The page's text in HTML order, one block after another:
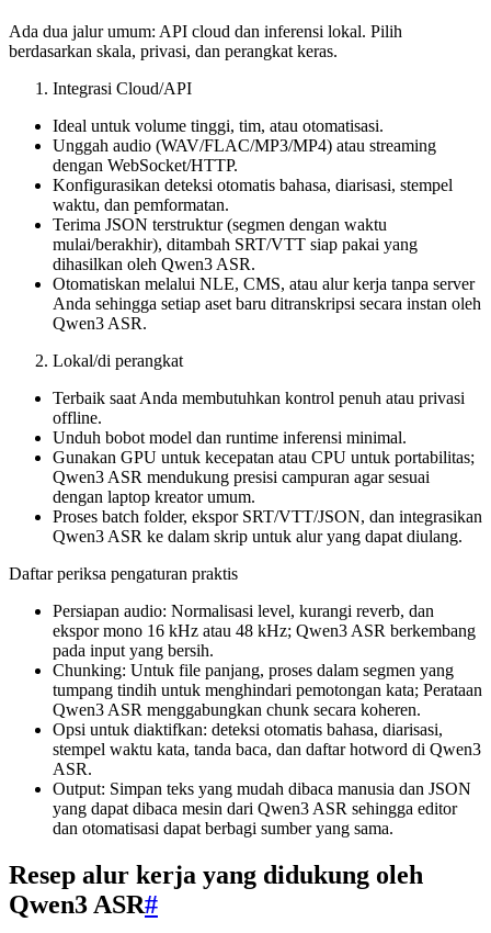
Ada dua jalur umum: API cloud dan inferensi lokal. Pilih
berdasarkan skala, privasi, dan perangkat keras.
Integrasi Cloud/API
Ideal untuk volume tinggi, tim, atau otomatisasi.
Unggah audio (WAV/FLAC/MP3/MP4) atau streaming
dengan WebSocket/HTTP.
Konfigurasikan deteksi otomatis bahasa, diarisasi, stempel
waktu, dan pemformatan.
Terima JSON terstruktur (segmen dengan waktu
mulai/berakhir), ditambah SRT/VTT siap pakai yang
dihasilkan oleh Qwen3 ASR.
Otomatiskan melalui NLE, CMS, atau alur kerja tanpa server
Anda sehingga setiap aset baru ditranskripsi secara instan oleh
Qwen3 ASR.
Lokal/di perangkat
Terbaik saat Anda membutuhkan kontrol penuh atau privasi
offline.
Unduh bobot model dan runtime inferensi minimal.
Gunakan GPU untuk kecepatan atau CPU untuk portabilitas;
Qwen3 ASR mendukung presisi campuran agar sesuai
dengan laptop kreator umum.
Proses batch folder, ekspor SRT/VTT/JSON, dan integrasikan
Qwen3 ASR ke dalam skrip untuk alur yang dapat diulang.
Daftar periksa pengaturan praktis
Persiapan audio: Normalisasi level, kurangi reverb, dan
ekspor mono 16 kHz atau 48 kHz; Qwen3 ASR berkembang
pada input yang bersih.
Chunking: Untuk file panjang, proses dalam segmen yang
tumpang tindih untuk menghindari pemotongan kata; Perataan
Qwen3 ASR menggabungkan chunk secara koheren.
Opsi untuk diaktifkan: deteksi otomatis bahasa, diarisasi,
stempel waktu kata, tanda baca, dan daftar hotword di Qwen3
ASR.
Output: Simpan teks yang mudah dibaca manusia dan JSON
yang dapat dibaca mesin dari Qwen3 ASR sehingga editor
dan otomatisasi dapat berbagi sumber yang sama.
Resep alur kerja yang didukung oleh
Qwen3 ASR#